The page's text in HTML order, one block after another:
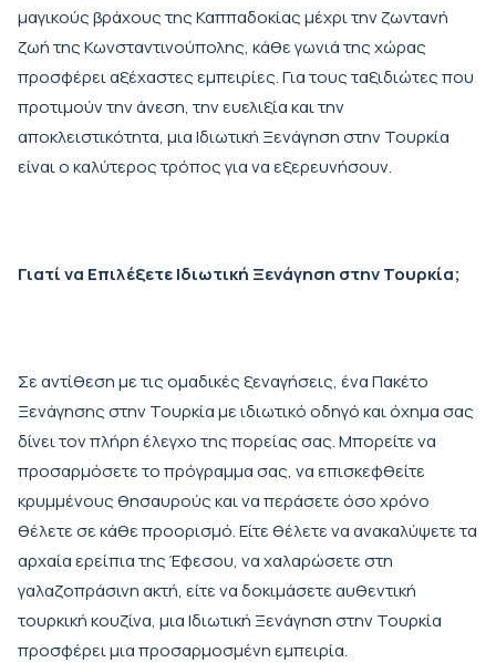
μαγικούς βράχους της Καππαδοκίας μέχρι την ζωντανή
ζωή της Κωνσταντινούπολης, κάθε γωνιά της χώρας
προσφέρει αξέχαστες εμπειρίες. Για τους ταξιδιώτες που
προτιμούν την άνεση, την ευελιξία και την
αποκλειστικότητα, μια Ιδιωτική Ξενάγηση στην Τουρκία
είναι ο καλύτερος τρόπος για να εξερευνήσουν.
Γιατί να Επιλέξετε Ιδιωτική Ξενάγηση στην Τουρκία;
Σε αντίθεση με τις ομαδικές ξεναγήσεις, ένα Πακέτο
Ξενάγησης στην Τουρκία με ιδιωτικό οδηγό και όχημα σας
δίνει τον πλήρη έλεγχο της πορείας σας. Μπορείτε να
προσαρμόσετε το πρόγραμμα σας, να επισκεφθείτε
κρυμμένους θησαυρούς και να περάσετε όσο χρόνο
θέλετε σε κάθε προορισμό. Είτε θέλετε να ανακαλύψετε τα
αρχαία ερείπια της Έφεσου, να χαλαρώσετε στη
γαλαζοπράσινη ακτή, είτε να δοκιμάσετε αυθεντική
τουρκική κουζίνα, μια Ιδιωτική Ξενάγηση στην Τουρκία
προσφέρει μια προσαρμοσμένη εμπειρία.